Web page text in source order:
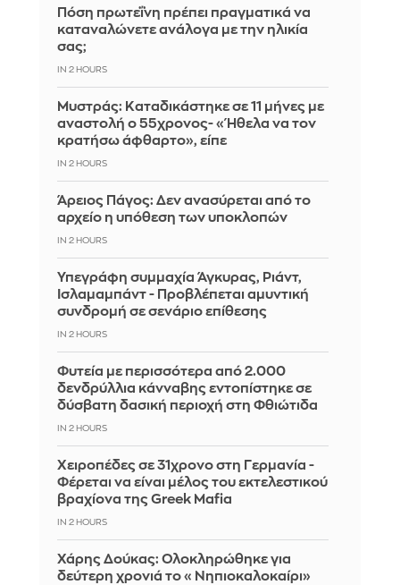
Πόση πρωτεΐνη πρέπει πραγματικά να
καταναλώνετε ανάλογα με την ηλικία
σας;
IN 2 HOURS
Μυστράς: Καταδικάστηκε σε 11 μήνες με
αναστολή ο 55χρονος- «Ήθελα να τον
κρατήσω άφθαρτο», είπε
IN 2 HOURS
Άρειος Πάγος: Δεν ανασύρεται από το
αρχείο η υπόθεση των υποκλοπών
IN 2 HOURS
Υπεγράφη συμμαχία Άγκυρας, Ριάντ,
Ισλαμαμπάντ - Προβλέπεται αμυντική
συνδρομή σε σενάριο επίθεσης
IN 2 HOURS
Φυτεία με περισσότερα από 2.000
δενδρύλλια κάνναβης εντοπίστηκε σε
δύσβατη δασική περιοχή στη Φθιώτιδα
IN 2 HOURS
Χειροπέδες σε 31χρονο στη Γερμανία -
Φέρεται να είναι μέλος του εκτελεστικού
βραχίονα της Greek Mafia
IN 2 HOURS
Χάρης Δούκας: Ολοκληρώθηκε για
δεύτερη χρονιά το «Νηπιοκαλοκαίρι»